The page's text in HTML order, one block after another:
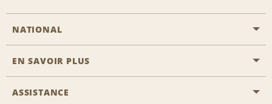
NATIONAL
Passer une réservation
EN SAVOIR PLUS
Carrière
ASSISTANCE